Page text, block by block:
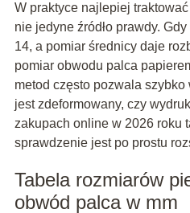
W praktyce najlepiej
nie jedyne źródło prawdy.
14, a pomiar średnicy daje
pomiar obwodu palca
metod często pozwala
jest zdeformowany, czy
zakupach online w 2026 roku
sprawdzenie jest po prostu
Tabela rozmiarów
obwód palca w mm